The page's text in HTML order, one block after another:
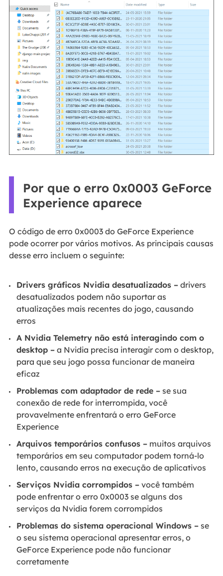
Por que o erro 0x0003 GeForce
Experience aparece
O código de erro 0x0003 do GeForce Experience
pode ocorrer por vários motivos. As principais causas
desse erro incluem o seguinte:
Drivers gráficos Nvidia desatualizados –drivers
desatualizados podem não suportar as
atualizações mais recentes do jogo, causando
erros
A Nvidia Telemetry não está interagindo com o
desktop –a Nvidia precisa interagir com o desktop,
para que seu jogo possa funcionar de maneira
eficaz
Problemas com adaptador de rede –se sua
conexão de rede for interrompida, você
provavelmente enfrentará o erro GeForce
Experience
Arquivos temporários confusos –muitos arquivos
temporários em seu computador podem torná-lo
lento, causando erros na execução de aplicativos
Serviços Nvidia corrompidos –você também
pode enfrentar o erro 0x0003 se alguns dos
serviços da Nvidia forem corrompidos
Problemas do sistema operacional Windows –se
o seu sistema operacional apresentar erros, o
GeForce Experience pode não funcionar
corretamente